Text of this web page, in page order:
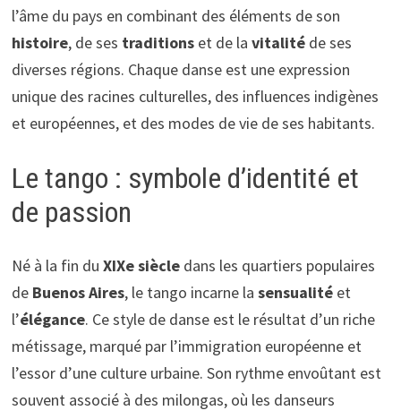
l’âme du pays en combinant des éléments de son
histoire, de ses traditionset de la vitalitéde ses
diverses régions. Chaque danse est une expression
unique des racines culturelles, des influences indigènes
et européennes, et des modes de vie de ses habitants.
Le tango : symbole d’identité et
de passion
Né à la fin du XIXe siècledans les quartiers populaires
de Buenos Aires, le tango incarne la sensualitéet
l’élégance. Ce style de danse est le résultat d’un riche
métissage, marqué par l’immigration européenne et
l’essor d’une culture urbaine. Son rythme envoûtant est
souvent associé à des milongas, où les danseurs